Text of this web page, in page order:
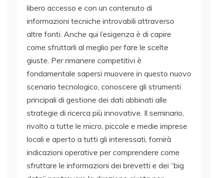
libero accesso e con un contenuto di
informazioni tecniche introvabili attraverso
altre fonti. Anche qui l’esigenza è di capire
come sfruttarli al meglio per fare le scelte
giuste. Per rimanere competitivi è
fondamentale sapersi muovere in questo nuovo
scenario tecnologico, conoscere gli strumenti
principali di gestione dei dati abbinati alle
strategie di ricerca più innovative. Il seminario,
rivolto a tutte le micro, piccole e medie imprese
locali e aperto a tutti gli interessati, fornirà
indicazioni operative per comprendere come
sfruttare le informazioni dei brevetti e dei “big